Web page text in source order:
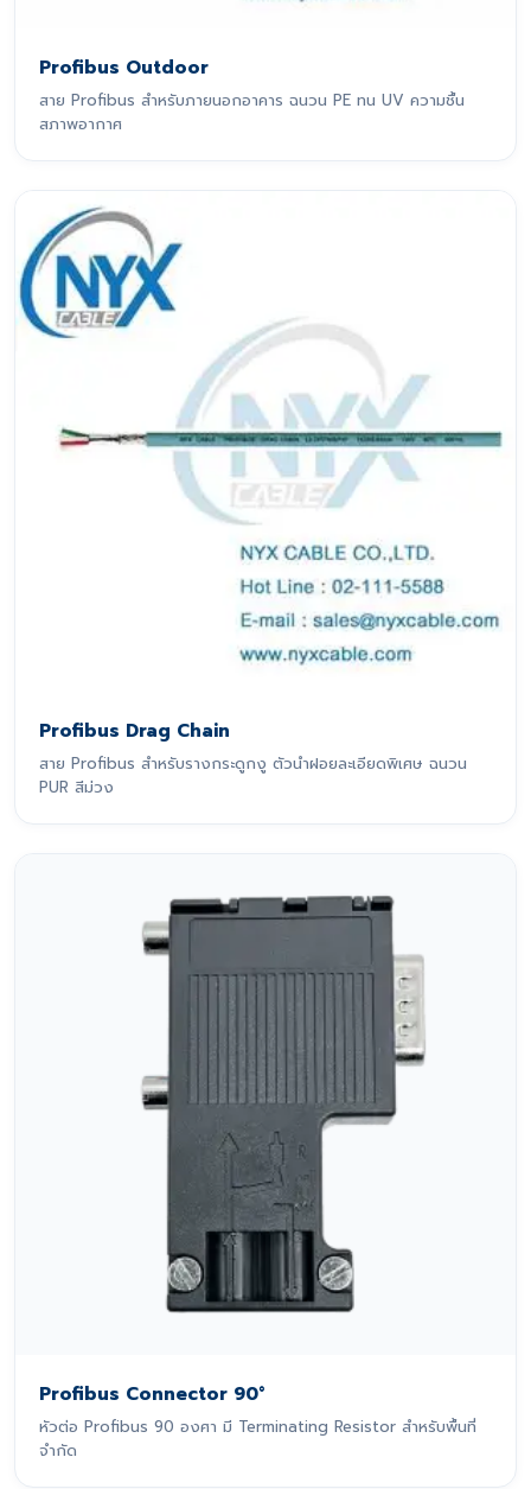
Profibus Outdoor
สาย Profibus สำหรับภายนอกอาคาร ฉนวน PE ทน UV ความชื้น
สภาพอากาศ
Profibus Drag Chain
สาย Profibus สำหรับรางกระดูกงู ตัวนำฝอยละเอียดพิเศษ ฉนวน
PUR สีม่วง
Profibus Connector 90°
หัวต่อ Profibus 90 องศา มี Terminating Resistor สำหรับพื้นที่
จำกัด